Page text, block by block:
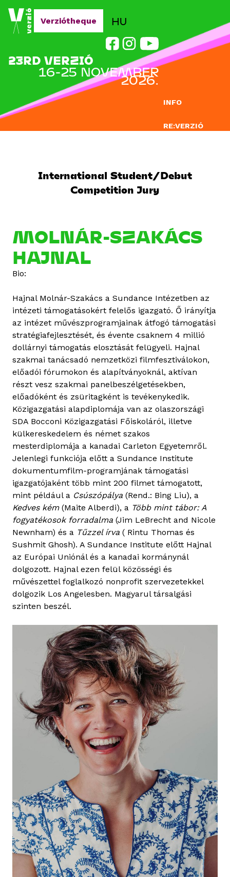
Jump to navigation
INFO
RE:VERZIÓ
HU
23RD VERZIÓ
16-25 NOVEMBER
2026.
Verziótheque
International Student/Debut
Competition Jury
MOLNÁR-SZAKÁCS
HAJNAL
Bio:
Hajnal Molnár-Szakács a Sundance Intézetben az
intézeti támogatásokért felelős igazgató. Ő irányítja
az intézet művészprogramjainak átfogó támogatási
stratégiafejlesztését, és évente csaknem 4 millió
dollárnyi támogatás elosztását felügyeli. Hajnal
szakmai tanácsadó nemzetközi filmfesztiválokon,
előadói fórumokon és alapítványoknál, aktívan
részt vesz szakmai panelbeszélgetésekben,
előadóként és zsüritagként is tevékenykedik.
Közigazgatási alapdiplomája van az olaszországi
SDA Bocconi Közigazgatási Főiskoláról, illetve
külkereskedelem és német szakos
mesterdiplomája a kanadai Carleton Egyetemről.
Jelenlegi funkciója előtt a Sundance Institute
dokumentumfilm-programjának támogatási
igazgatójaként több mint 200 filmet támogatott,
mint például a Csúszópálya (Rend.: Bing Liu), a
Kedves kém(Maite Alberdi), a Több mint tábor: A
fogyatékosok forradalma (Jim LeBrecht and Nicole
Newnham) és a Tűzzel írva ( Rintu Thomas és
Sushmit Ghosh). A Sundance Institute előtt Hajnal
az Európai Uniónál és a kanadai kormánynál
dolgozott. Hajnal ezen felül közösségi és
művészettel foglalkozó nonprofit szervezetekkel
dolgozik Los Angelesben. Magyarul társalgási
szinten beszél.